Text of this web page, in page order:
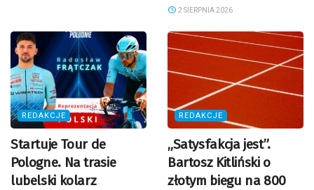
2 SIERPNIA 2026
REDAKCJE
Startuje Tour de
Pologne. Na trasie
lubelski kolarz
REDAKCJE
„Satysfakcja jest”.
Bartosz Kitliński o
złotym biegu na 800